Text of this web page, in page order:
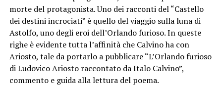
morte del protagonista. Uno dei racconti del “Castello
dei destini incrociati” è quello del viaggio sulla luna di
Astolfo, uno degli eroi dell’Orlando furioso. In queste
righe è evidente tutta l’affinità che Calvino ha con
Ariosto, tale da portarlo a pubblicare “L’Orlando furioso
di Ludovico Ariosto raccontato da Italo Calvino”,
commento e guida alla lettura del poema.